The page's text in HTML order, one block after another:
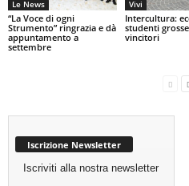
Le News
“La Voce di ogni
Strumento” ringrazia e dà
appuntamento a
settembre
Vivi
Intercultura:
studenti
vincitori
Iscrizione Newsletter
Iscriviti alla nostra newsletter